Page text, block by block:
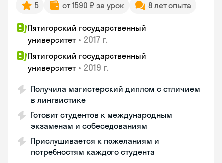
5 от 1590 ₽ за урок 8 лет опыта
Пятигорский государственный
университет • 2017 г.
Пятигорский государственный
университет • 2019 г.
Получила магистерский диплом с отличием
в лингвистике
Готовит студентов к международным
экзаменам и собеседованиям
Прислушивается к пожеланиям и
потребностям каждого студента